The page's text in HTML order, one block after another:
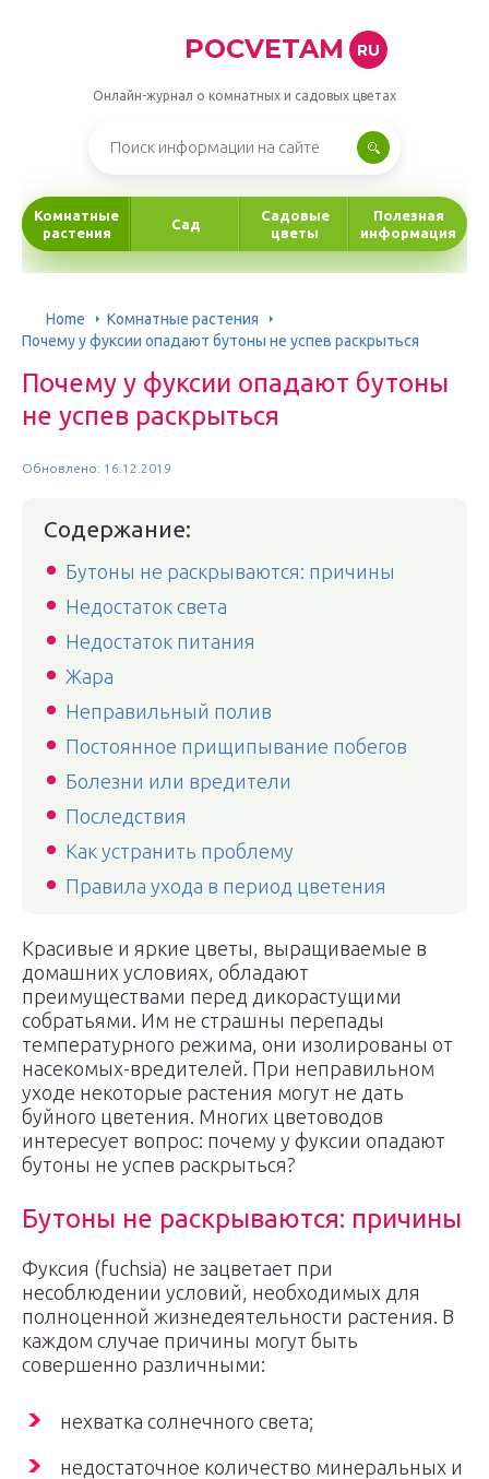
POCVETAM RU
Онлайн-журнал о комнатных и садовых цветах
Комнатные
растения
Сад
Садовые
цветы
Полезная
информация
Home
Комнатные растения
Почему у фуксии опадают бутоны не успев раскрыться
Почему у фуксии опадают бутоны
не успев раскрыться
Обновлено: 16.12.2019
Содержание:
Бутоны не раскрываются: причины
Недостаток света
Недостаток питания
Жара
Неправильный полив
Постоянное прищипывание побегов
Болезни или вредители
Последствия
Как устранить проблему
Правила ухода в период цветения
Красивые и яркие цветы, выращиваемые в
домашних условиях, обладают
преимуществами перед дикорастущими
собратьями. Им не страшны перепады
температурного режима, они изолированы от
насекомых-вредителей. При неправильном
уходе некоторые растения могут не дать
буйного цветения. Многих цветоводов
интересует вопрос: почему у фуксии опадают
бутоны не успев раскрыться?
Бутоны не раскрываются: причины
Фуксия (fuchsia) не зацветает при
несоблюдении условий, необходимых для
полноценной жизнедеятельности растения. В
каждом случае причины могут быть
совершенно различными:
нехватка солнечного света;
недостаточное количество минеральных и